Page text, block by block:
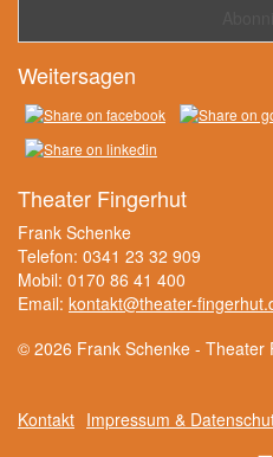
Weitersagen
Theater Fingerhut
Frank Schenke
Telefon: 0341 23 32 909
Mobil: 0170 86 41 400
Email: kontakt@theater-
© 2026 Frank Schenke - Theater
Kontakt Impressum &